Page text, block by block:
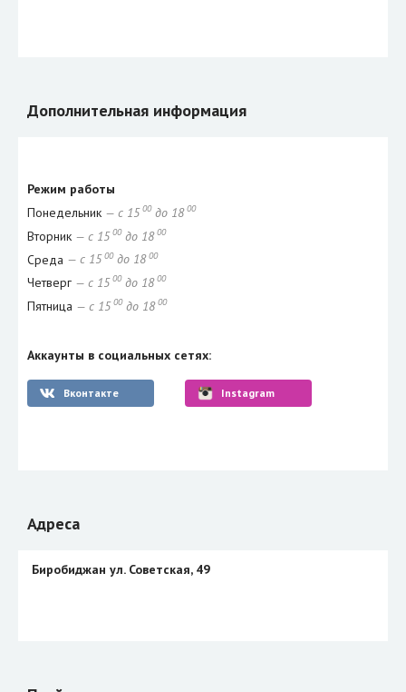
Дополнительная информация
Режим работы
Понедельник — с 15 00до 18 00
Вторник — с 15 00до 18 00
Среда — с 15 00до 18 00
Четверг — с 15 00до 18 00
Пятница — с 15 00до 18 00
Аккаунты в социальных сетях:
Вконтакте Instagram
Адреса
Биробиджан ул. Советская, 49